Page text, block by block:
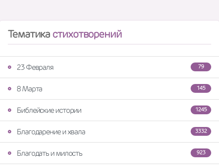
Тематикастихотворений
79
23 Февраля
145
8 Марта
1245
Библейские истории
3332
Благодарение и хвала
923
Благодать и милость